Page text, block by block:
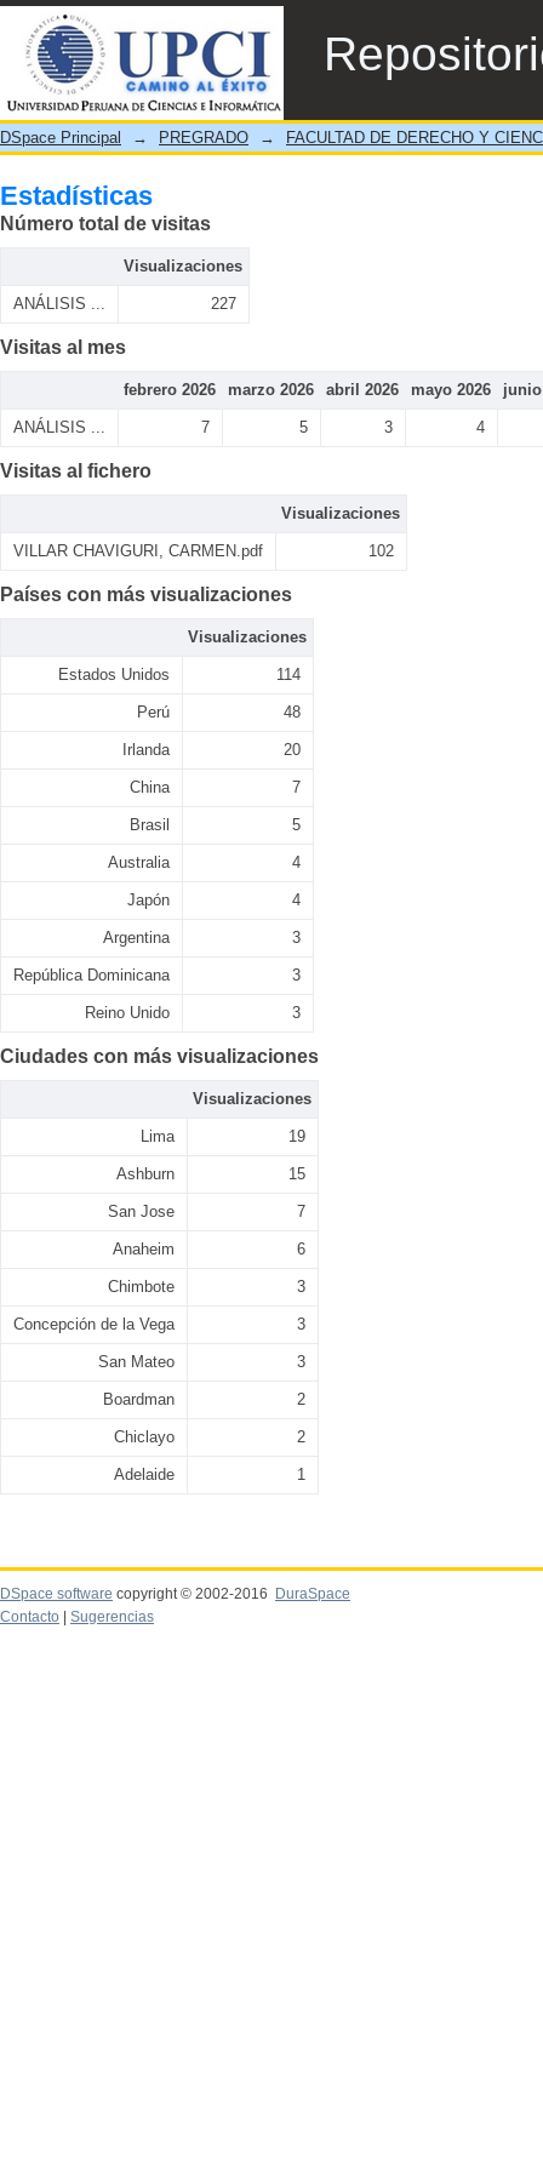
Estadísticas
DSpace Principal → PREGRADO → FACULTAD DE DERECHO Y
Estadísticas
Número total de visitas
Visualizaciones
ANÁLISIS ... 227
Visitas al mes
febrero 2026 marzo 2026 abril 2026 mayo 2026 junio
ANÁLISIS ... 7 5 3 4
Visitas al fichero
Visualizaciones
VILLAR CHAVIGURI, CARMEN.pdf 102
Países con más visualizaciones
Visualizaciones
Estados Unidos 114
Perú 48
Irlanda 20
China 7
Brasil 5
Australia 4
Japón 4
Argentina 3
República Dominicana 3
Reino Unido 3
Ciudades con más visualizaciones
Visualizaciones
Lima 19
Ashburn 15
San Jose 7
Anaheim 6
Chimbote 3
Concepción de la Vega 3
San Mateo 3
Boardman 2
Chiclayo 2
Adelaide 1
DSpace software copyright © 2002-2016
DuraSpace
Contacto
Sugerencias